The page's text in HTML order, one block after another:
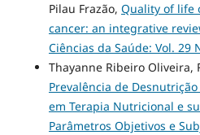
Pilau Frazão, Quality of life
cancer: an integrative
Ciências da Saúde: Vol. 29
Thayanne Ribeiro Oliveira,
Prevalência de
em Terapia Nutricional e
Parâmetros Objetivos e